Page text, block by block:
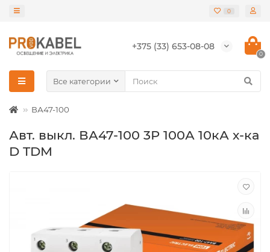
0
+375 (33) 653-08-08
0
Все категории
ВА47-100
Авт. выкл. ВА47-100 3Р 100А 10кА х-ка
D TDM